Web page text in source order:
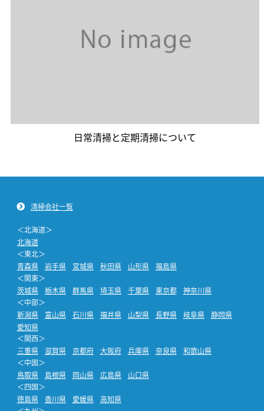
日常清掃と定期清掃について
清掃会社一覧
＜北海道＞
北海道
＜東北＞
青森県
岩手県 宮城県 秋田県 山形県
福島県
＜関東＞
茨城県
栃木県 群馬県 埼玉県 千葉県 東京都
神奈川県
＜中部＞
新潟県
富山県 石川県 福井県 山梨県 長野県 岐阜県
静岡県
愛知県
＜関西＞
三重県
滋賀県 京都府 大阪府 兵庫県 奈良県
和歌山県
＜中国＞
鳥取県
島根県 岡山県 広島県
山口県
＜四国＞
徳島県
香川県 愛媛県
高知県